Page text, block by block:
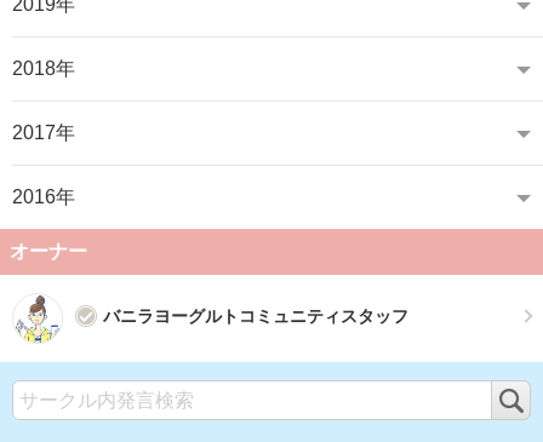
2019年
2018年
2017年
2016年
オーナー
バニラヨーグルトコミュニティスタッフ